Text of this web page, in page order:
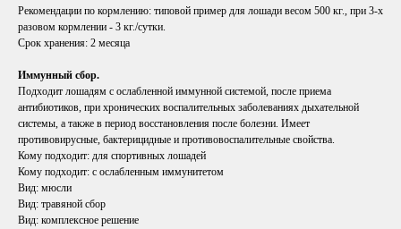
Рекомендации по кормлению: типовой пример для лошади весом 500 кг., при 3-х
разовом кормлении - 3 кг./сутки.
Срок хранения: 2 месяца
Иммунный сбор.
Подходит лошадям с ослабленной иммунной системой, после приема
антибиотиков, при хронических воспалительных заболеваниях дыхательной
системы, а также в период восстановления после болезни. Имеет
противовирусные, бактерицидные и противовоспалительные свойства.
Кому подходит: для спортивных лошадей
Кому подходит: с ослабленным иммунитетом
Вид: мюсли
Вид: травяной сбор
Вид: комплексное решение